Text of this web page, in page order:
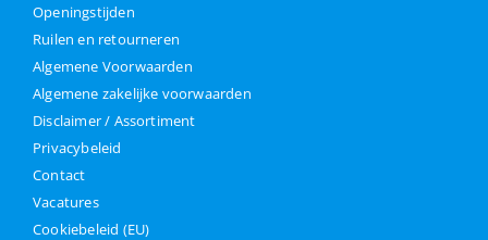
Openingstijden
Ruilen en retourneren
Algemene Voorwaarden
Algemene zakelijke voorwaarden
Disclaimer / Assortiment
Privacybeleid
Contact
Vacatures
Cookiebeleid (EU)